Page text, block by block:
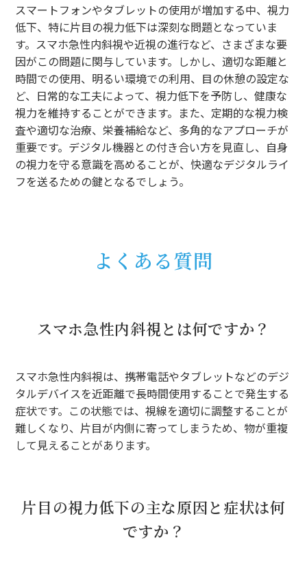
スマートフォンやタブレットの使用が増加する中、視力
低下、特に片目の視力低下は深刻な問題となっていま
す。スマホ急性内斜視や近視の進行など、さまざまな要
因がこの問題に関与しています。しかし、適切な距離と
時間での使用、明るい環境での利用、目の休憩の設定な
ど、日常的な工夫によって、視力低下を予防し、健康な
視力を維持することができます。また、定期的な視力検
査や適切な治療、栄養補給など、多角的なアプローチが
重要です。デジタル機器との付き合い方を見直し、自身
の視力を守る意識を高めることが、快適なデジタルライ
フを送るための鍵となるでしょう。
よくある質問
スマホ急性内斜視とは何ですか？
スマホ急性内斜視は、携帯電話やタブレットなどのデジ
タルデバイスを近距離で長時間使用することで発生する
症状です。この状態では、視線を適切に調整することが
難しくなり、片目が内側に寄ってしまうため、物が重複
して見えることがあります。
片目の視力低下の主な原因と症状は何
ですか？